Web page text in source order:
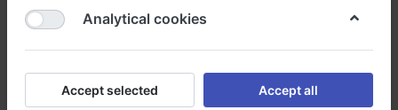
naltrexone bupropion sans
ordonnance bupropion achat
Reply
Analytical cookies
Accept selected Accept all